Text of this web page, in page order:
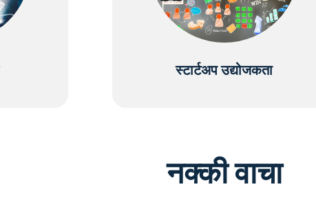
स्टार्टअप उद्योजकता
नक्की वाचा